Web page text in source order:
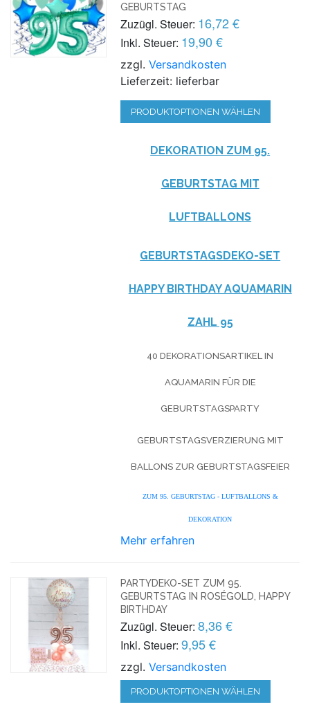
GEBURTSTAG
Zuzügl. Steuer: 16,72 €
Inkl. Steuer: 19,90 €
zzgl.Versandkosten
Lieferzeit: lieferbar
PRODUKTOPTIONEN WÄHLEN
DEKORATION ZUM 95.
GEBURTSTAG MIT
LUFTBALLONS
GEBURTSTAGSDEKO-SET
HAPPY BIRTHDAY AQUAMARIN
ZAHL 95
40 DEKORATIONSARTIKEL IN
AQUAMARIN FÜR DIE
GEBURTSTAGSPARTY
GEBURTSTAGSVERZIERUNG MIT
BALLONS ZUR GEBURTSTAGSFEIER
ZUM 95. GEBURTSTAG - LUFTBALLONS &
DEKORATION
Mehr erfahren
PARTYDEKO-SET ZUM 95.
GEBURTSTAG IN ROSÉGOLD, HAPPY
BIRTHDAY
Zuzügl. Steuer: 8,36 €
Inkl. Steuer: 9,95 €
zzgl.Versandkosten
PRODUKTOPTIONEN WÄHLEN